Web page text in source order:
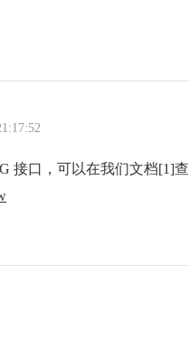
接口，可以在我们文档[1]